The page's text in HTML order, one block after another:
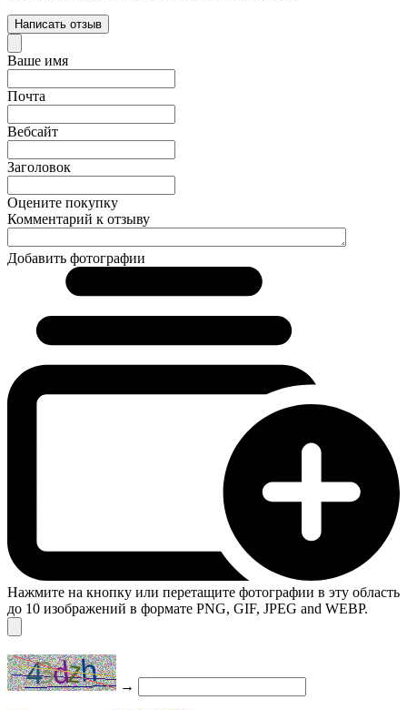
Написать отзыв
Ваше имя
Почта
Вебсайт
Заголовок
Оцените покупку
Комментарий к отзыву
Добавить фотографии
Нажмите на кнопку или перетащите фотографии в эту область
до 10 изображений в формате PNG, GIF, JPEG and WEBP.
→